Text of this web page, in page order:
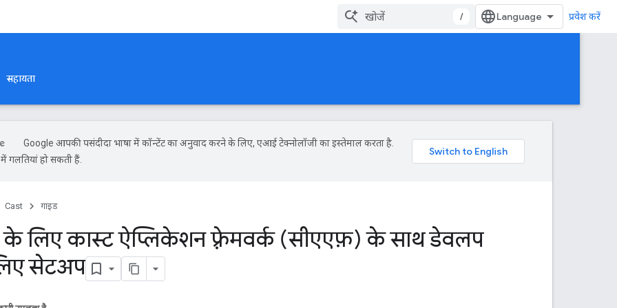
/ प्रवेश करें
सहायता
Google आपकी पसंदीदा भाषा में कॉन्टेंट का अनुवाद करने के लिए, एआई टेक्नोलॉजी का इस्तेमाल करता है.
गलतियां हो सकती हैं.
Cast गाइड
के लिए कास्ट ऐप्लिकेशन फ़्रेमवर्क (सीएएफ़) के साथ डेवलप
सेटअप